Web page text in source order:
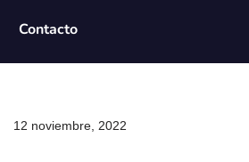
Contacto
12 noviembre, 2022